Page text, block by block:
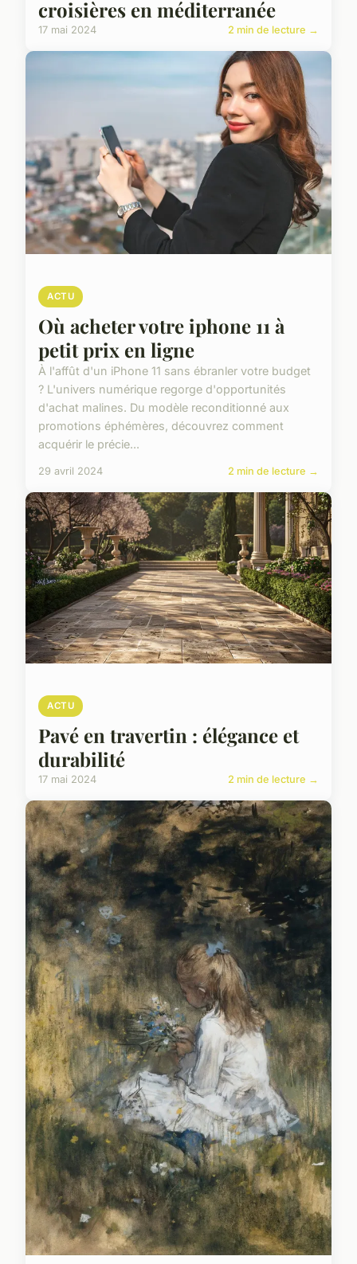
croisières en méditerranée
17 mai 2024 2 min de lecture →
ACTU
Où acheter votre iphone 11 à
petit prix en ligne
À l'affût d'un iPhone 11 sans ébranler votre budget
? L'univers numérique regorge d'opportunités
d'achat malines. Du modèle reconditionné aux
promotions éphémères, découvrez comment
acquérir le précie...
29 avril 2024 2 min de lecture →
ACTU
Pavé en travertin : élégance et
durabilité
17 mai 2024 2 min de lecture →